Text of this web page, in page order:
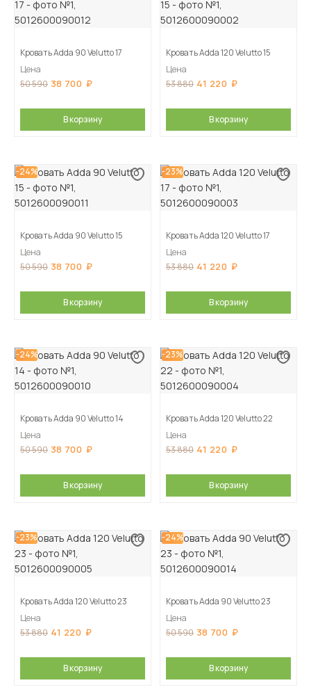
Кровать Adda 90 Velutto 17
Цена
50 590 38 700
В корзину
Кровать Adda 120 Velutto 15
Цена
53 880 41 220
В корзину
-24%
Кровать Adda 90 Velutto 15
Цена
50 590 38 700
В корзину
-23%
Кровать Adda 120 Velutto 17
Цена
53 880 41 220
В корзину
-24%
Кровать Adda 90 Velutto 14
Цена
50 590 38 700
В корзину
-23%
Кровать Adda 120 Velutto 22
Цена
53 880 41 220
В корзину
-23%
Кровать Adda 120 Velutto 23
Цена
53 880 41 220
В корзину
-24%
Кровать Adda 90 Velutto 23
Цена
50 590 38 700
В корзину